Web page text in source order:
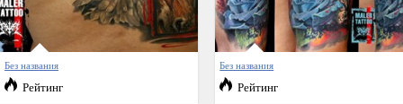
Без названия
Рейтинг
Без названия
Рейтинг